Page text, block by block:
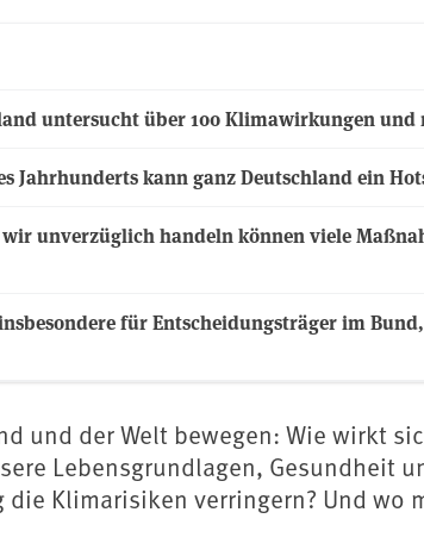
untersucht über 100 Klimawirkungen und
Jahrhunderts kann ganz Deutschland ein
unverzüglich handeln können viele
für Entscheidungsträger im
und der Welt bewegen: Wie wirkt
Lebensgrundlagen, Gesundheit
Klimarisiken verringern? Und wo